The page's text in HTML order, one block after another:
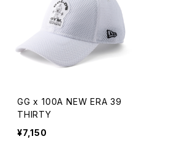
GG x 100A NEW ERA 39
THIRTY
¥7,150